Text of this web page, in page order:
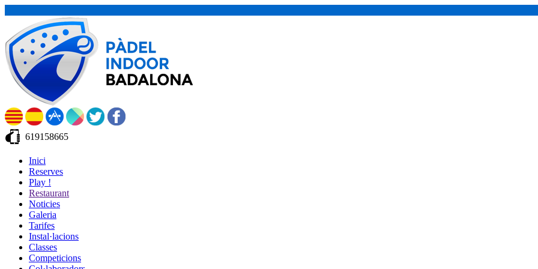
619158665
Inici
Reserves
Play !
Restaurant
Noticies
Galeria
Tarifes
Instal·lacions
Classes
Competicions